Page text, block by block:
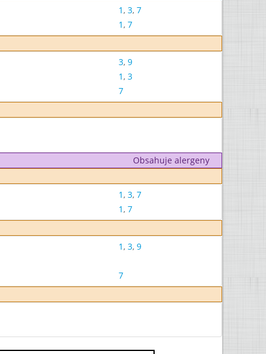
1, 3, 7
1, 7
3, 9
1, 3
7
Obsahuje alergeny
1, 3, 7
1, 7
1, 3, 9
7